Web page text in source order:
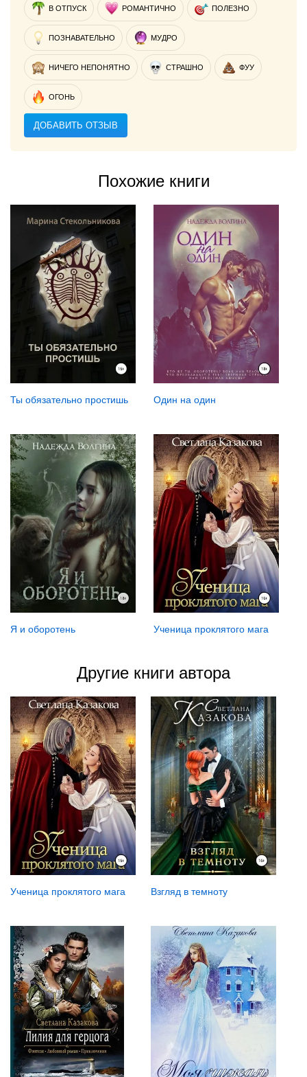
В ОТПУСК РОМАНТИЧНО ПОЛЕЗНО
ПОЗНАВАТЕЛЬНО МУДРО
НИЧЕГО НЕПОНЯТНО СТРАШНО ФУУ
ОГОНЬ
ДОБАВИТЬ ОТЗЫВ
Похожие книги
Ты обязательно простишь Один на один
Я и оборотень Ученица проклятого мага
Другие книги автора
Ученица проклятого мага Взгляд в темноту